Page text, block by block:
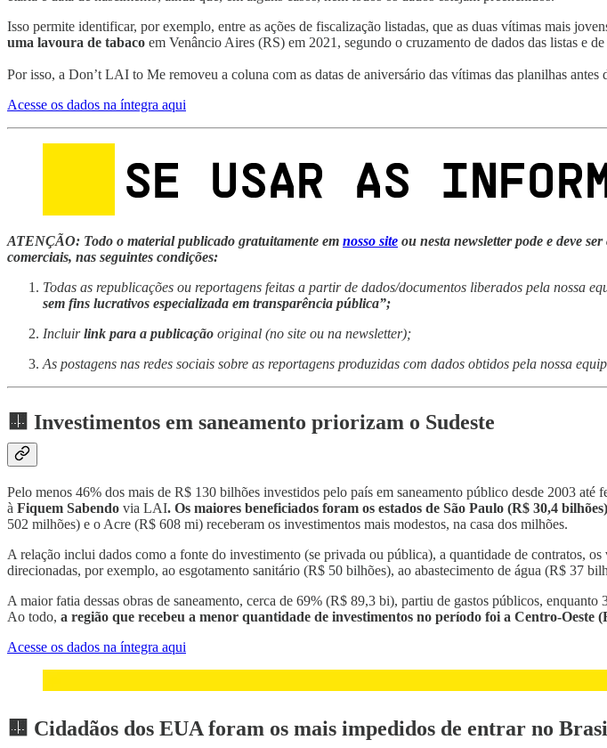
Isso permite identificar, por exemplo, entre as ações de fiscalização listadas, que as duas vítimas mais
uma lavoura de tabaco em Venâncio Aires (RS) em 2021, segundo o cruzamento de dados das listas e
Por isso, a Don’t LAI to Me removeu a coluna com as datas de aniversário das vítimas das planilhas
Acesse os dados na íntegra aqui
ATENÇÃO: Todo o material publicado gratuitamente em nosso site ou nesta newsletter pode e deve
comerciais, nas seguintes condições:
Todas as republicações ou reportagens feitas a partir de dados/documentos liberados pela nossa
sem fins lucrativos especializada em transparência pública”;
Incluirlink para a publicação original (no site ou na newsletter);
As postagens nas redes sociais sobre as reportagens produzidas com dados obtidos pela nossa
🟨 Investimentos em saneamento priorizam o Sudeste
Pelo menos 46% dos mais de R$ 130 bilhões investidos pelo país em saneamento público desde 2003
à Fiquem Sabendo via LAI. Os maiores beneficiados foram os estados de São Paulo (R$ 30,4
502 milhões) e o Acre (R$ 608 mi) receberam os investimentos mais modestos, na casa dos milhões.
A relação inclui dados como a fonte do investimento (se privada ou pública), a quantidade de contratos,
direcionadas, por exemplo, ao esgotamento sanitário (R$ 50 bilhões), ao abastecimento de água (R$ 37
A maior fatia dessas obras de saneamento, cerca de 69% (R$ 89,3 bi), partiu de gastos públicos,
Ao todo, a região que recebeu a menor quantidade de investimentos no período foi a Centro-Oeste
Acesse os dados na íntegra aqui
🟨 Cidadãos dos EUA foram os mais impedidos de entrar no